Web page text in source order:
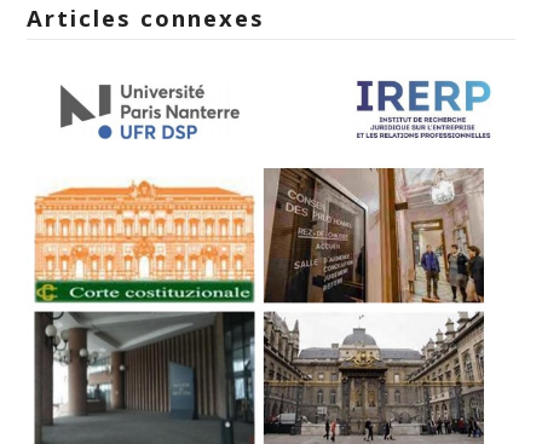
Articles connexes